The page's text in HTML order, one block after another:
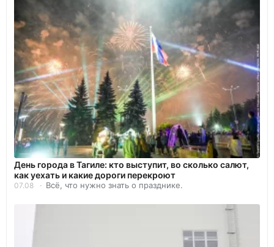
День города в Тагиле: кто выступит, во сколько салют,
как уехать и какие дороги перекроют
07.08 Всё, что нужно знать о празднике.